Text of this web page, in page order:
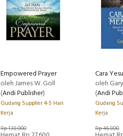
Empowered Prayer
oleh James W. Goll
(Andi Publisher)
Gudang Supplier 4-5 Hari
Kerja
Rp 138.000
Cara
oleh
(Andi
Gudang
Kerja
Rp 46.800